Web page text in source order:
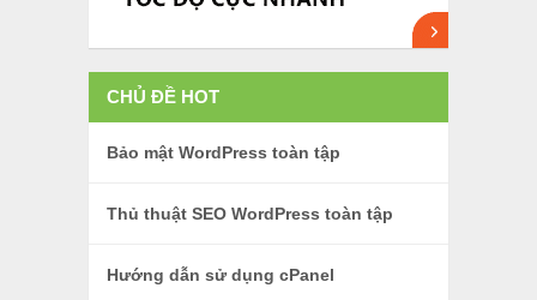
CHỦ ĐỀ HOT
Bảo mật WordPress toàn tập
Thủ thuật SEO WordPress toàn tập
Hướng dẫn sử dụng cPanel